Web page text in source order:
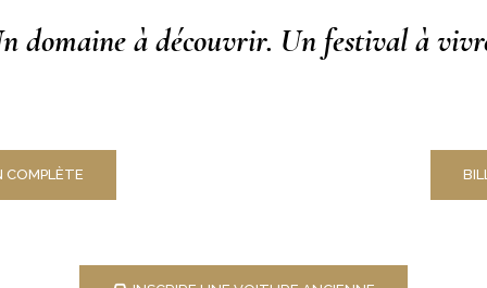
domaine à découvrir. Un festival à
COMPLÈTE